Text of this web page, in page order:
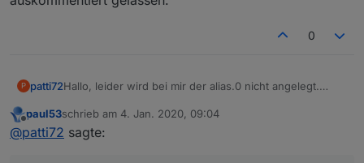
0
P patti72Hallo, leider wird bei mir der alias.0 nicht angelegt.
javascript.0 2020-01-04 08:20:56.572 info (2420)
script.js.common.alias_anlegen: registered 0
Offline
paul53schrieb am 4. Jan. 2020, 09:04
zuletzt editiert von
@patti72 sagte: